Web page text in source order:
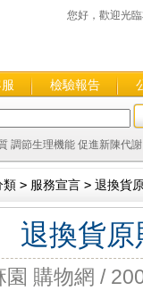
您好，歡迎光
檢驗報告
調節生理機能 促進新陳代謝
類 > 服務宣言 >退換貨
退換貨原
園 購物網 /